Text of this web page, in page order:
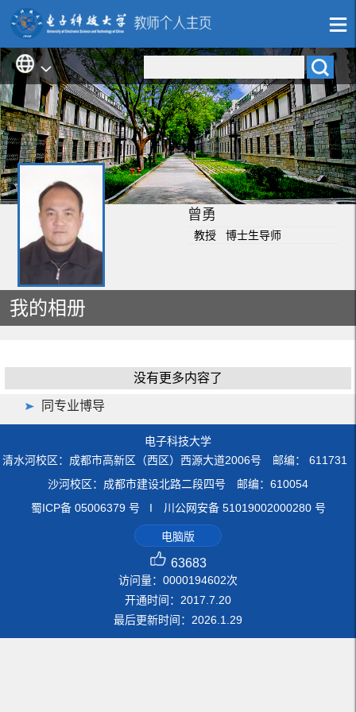
曾勇
教授 博士生导师
我的相册
没有更多内容了
同专业博导
电子科技大学
清水河校区：成都市高新区（西区）西源大道2006号 邮编： 611731
沙河校区：成都市建设北路二段四号 邮编：610054
蜀ICP备 05006379 号 I 川公网安备 51019002000280 号
电脑版
63683
访问量： 0000194602次
开通时间： 2017 7 20
最后更新时间： 2026 1 29